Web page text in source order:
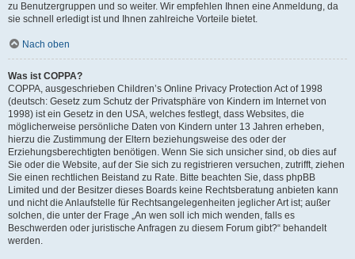
zu Benutzergruppen und so weiter. Wir empfehlen Ihnen eine Anmeldung, da
sie schnell erledigt ist und Ihnen zahlreiche Vorteile bietet.
Nach oben
Was ist COPPA?
COPPA, ausgeschrieben Children’s Online Privacy Protection Act of 1998
(deutsch: Gesetz zum Schutz der Privatsphäre von Kindern im Internet von
1998) ist ein Gesetz in den USA, welches festlegt, dass Websites, die
möglicherweise persönliche Daten von Kindern unter 13 Jahren erheben,
hierzu die Zustimmung der Eltern beziehungsweise des oder der
Erziehungsberechtigten benötigen. Wenn Sie sich unsicher sind, ob dies auf
Sie oder die Website, auf der Sie sich zu registrieren versuchen, zutrifft, ziehen
Sie einen rechtlichen Beistand zu Rate. Bitte beachten Sie, dass phpBB
Limited und der Besitzer dieses Boards keine Rechtsberatung anbieten kann
und nicht die Anlaufstelle für Rechtsangelegenheiten jeglicher Art ist; außer
solchen, die unter der Frage „An wen soll ich mich wenden, falls es
Beschwerden oder juristische Anfragen zu diesem Forum gibt?“ behandelt
werden.